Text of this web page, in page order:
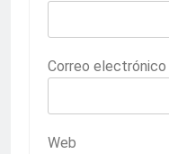
Correo electrónico
Web